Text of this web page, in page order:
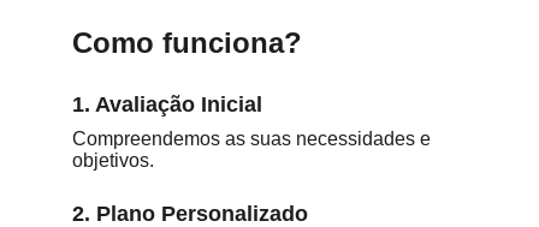
Como funciona?
1. Avaliação Inicial
Compreendemos as suas necessidades e
objetivos.
2. Plano Personalizado